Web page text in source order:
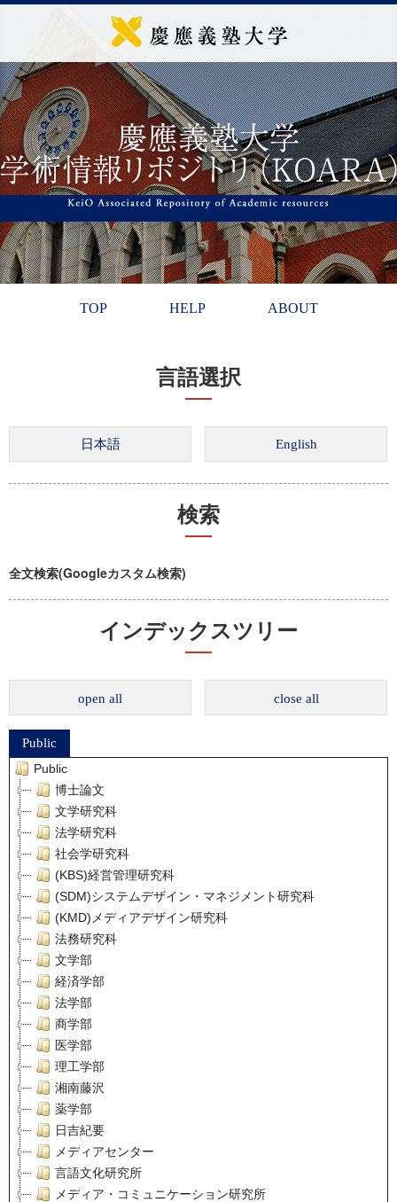
TOP HELP ABOUT
言語選択
検索
全文検索(Googleカスタム検索)
インデックスツリー
open all close all
Public
Public
博士論文
文学研究科
法学研究科
社会学研究科
(KBS)経営管理研究科
(SDM)システムデザイン・マネジメント研究科
(KMD)メディアデザイン研究科
法務研究科
文学部
経済学部
法学部
商学部
医学部
理工学部
湘南藤沢
薬学部
日吉紀要
メディアセンター
言語文化研究所
メディア・コミュニケーション研究所